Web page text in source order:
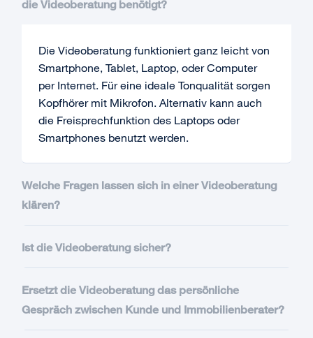
die Videoberatung benötigt?
Die Videoberatung funktioniert ganz leicht von
Smartphone, Tablet, Laptop, oder Computer
per Internet. Für eine ideale Tonqualität sorgen
Kopfhörer mit Mikrofon. Alternativ kann auch
die Freisprechfunktion des Laptops oder
Smartphones benutzt werden.
Welche Fragen lassen sich in einer Videoberatung
klären?
Ist die Videoberatung sicher?
Ersetzt die Videoberatung das persönliche
Gespräch zwischen Kunde und Immobilienberater?